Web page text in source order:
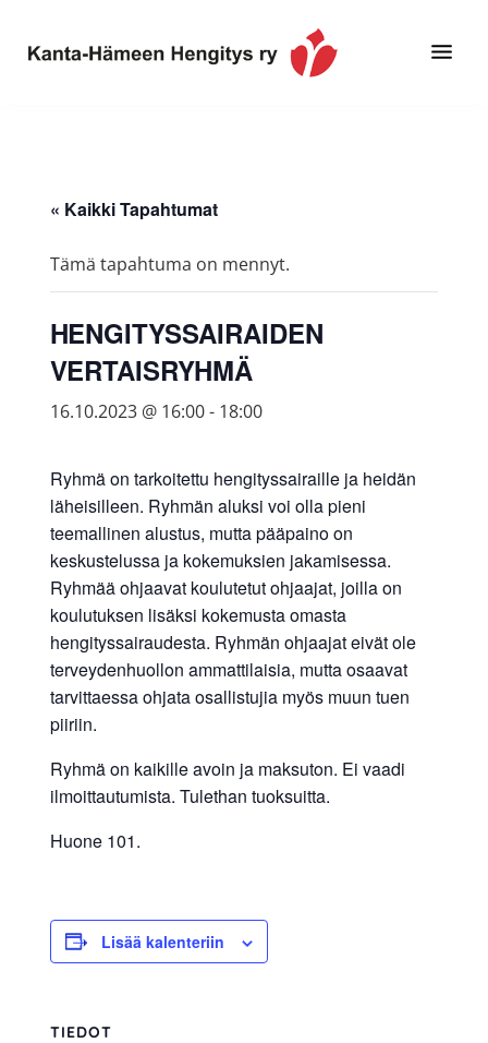
pääsisältöön
alatunnisteeseen
Hengitys
erityisesti
sinua
keuhkoahtaumatauti,uniapnea,
muut
huono
allergiat.
Hengitys
« Kaikki Tapahtumat
Tämä tapahtuma on mennyt.
HENGITYSSAIRAIDEN
VERTAISRYHMÄ
16.10.2023 @ 16:00- 18:00
Ryhmä on tarkoitettu hengityssairaille ja heidän
läheisilleen. Ryhmän aluksi voi olla pieni
teemallinen alustus, mutta pääpaino on
keskustelussa ja kokemuksien jakamisessa.
Ryhmää ohjaavat koulutetut ohjaajat, joilla on
koulutuksen lisäksi kokemusta omasta
hengityssairaudesta. Ryhmän ohjaajat eivät ole
terveydenhuollon ammattilaisia, mutta osaavat
tarvittaessa ohjata osallistujia myös muun tuen
piiriin.
Ryhmä on kaikille avoin ja maksuton. Ei vaadi
ilmoittautumista. Tulethan tuoksuitta.
Huone 101.
Lisää kalenteriin
TIEDOT